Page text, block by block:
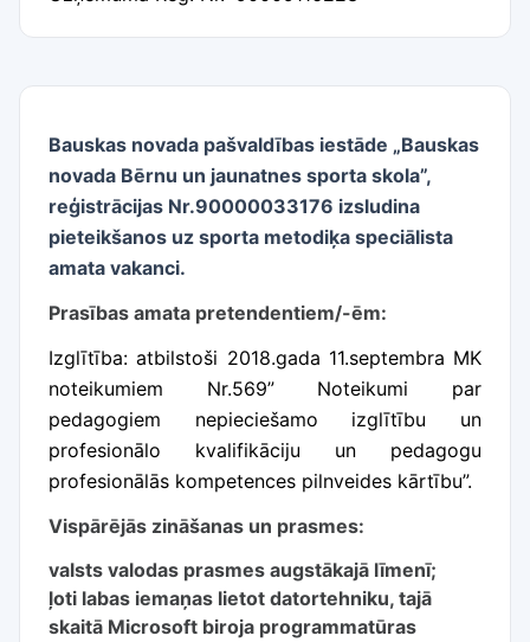
Bauskas novada pašvaldības iestāde „Bauskas
novada Bērnu un jaunatnes sporta skola”,
reģistrācijas Nr.90000033176 izsludina
pieteikšanos uz sporta metodiķa speciālista
amata vakanci.
Prasības amata pretendentiem/-ēm:
Izglītība: atbilstoši 2018.gada 11.septembra MK
noteikumiem Nr.569”
Noteikumi par
pedagogiem nepieciešamo izglītību un
profesionālo kvalifikāciju un pedagogu
profesionālās kompetences pilnveides kārtību”.
Vispārējās zināšanas un prasmes:
valsts valodas prasmes augstākajā līmenī;
ļoti labas iemaņas lietot datortehniku, tajā
skaitā Microsoft biroja programmatūras